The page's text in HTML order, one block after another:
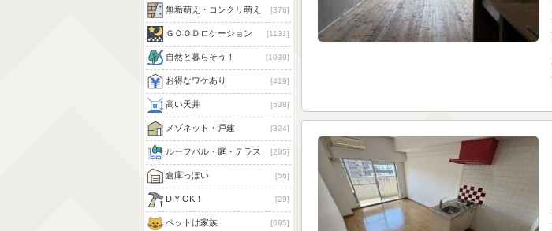
無垢萌え・コンクリ萌え 376
ＧＯＯＤロケーション 1131
自然と暮らそう！ 1039
お得なワケあり 419
高い天井 538
メゾネット・戸建 324
ルーフバル・庭・テラス 295
倉庫っぽい 56
DIY OK！ 29
ペットは家族 695